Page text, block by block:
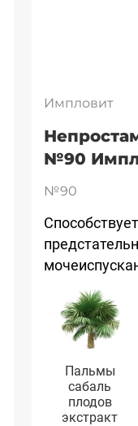
Импловит
№90
№90
мужчин,
образ жизни.
Пальмы
сабаль
плодов
экстракт